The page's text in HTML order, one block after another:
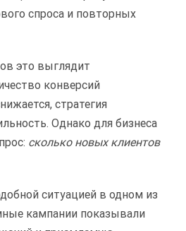
спроса и повторных
это выглядит
конверсий
стратегия
Однако для бизнеса
сколько новых клиентов
ситуацией в одном из
кампании показывали